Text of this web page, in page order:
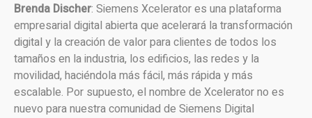
Brenda Discher: Siemens Xcelerator es una plataforma
empresarial digital abierta que acelerará la transformación
digital y la creación de valor para clientes de todos los
tamaños en la industria, los edificios, las redes y la
movilidad, haciéndola más fácil, más rápida y más
escalable. Por supuesto, el nombre de Xcelerator no es
nuevo para nuestra comunidad de Siemens Digital